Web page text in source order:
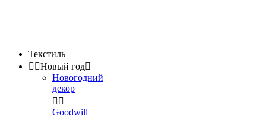
Текстиль
 Новый год
Новогодний
декор
 
Goodwill